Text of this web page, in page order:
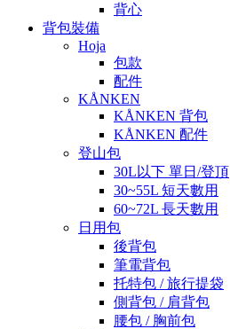
背心
背包裝備
Hoja
包款
配件
KÅNKEN
KÅNKEN 背包
KÅNKEN 配件
登山包
30L以下 單日/登頂
30~55L 短天數用
60~72L 長天數用
日用包
後背包
筆電背包
托特包 / 旅行提袋
側背包 / 肩背包
腰包 / 胸前包